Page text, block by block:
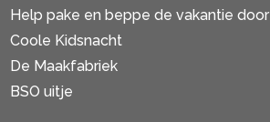
Help pake en beppe de vakantie door
Coole Kidsnacht
De Maakfabriek
BSO uitje